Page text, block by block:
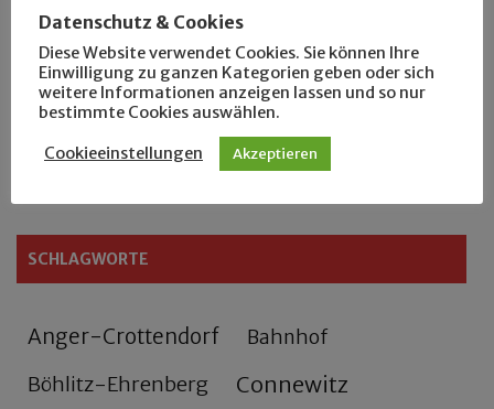
Der Leipziger Schmiedetag von 1904
Rennfahrer in Schönefeld und Zschocher
Zu Fuß durch Anger-Crottendorf
SCHLAGWORTE
Anger-Crottendorf Bahnhof
Böhlitz-Ehrenberg Connewitz
Datenschutz & Cookies
Diese Website verwendet Cookies. Sie können Ihre
Einwilligung zu ganzen Kategorien geben oder sich
weitere Informationen anzeigen lassen und so nur
bestimmte Cookies auswählen.
Cookieeinstellungen Akzeptieren